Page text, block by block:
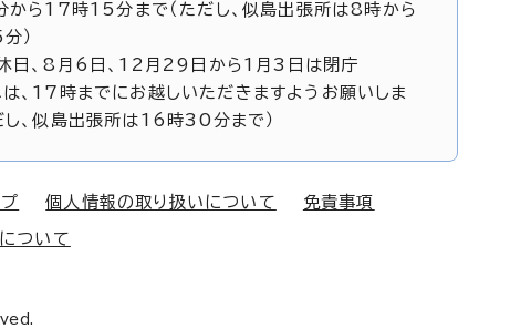
ら17時15分まで（ただし、似島出張所は8時から
）
日、8月6日、12月29日から1月3日は閉庁
、17時までにお越しいただきますようお願いしま
し、似島出張所は16時30分まで）
個人情報の取り扱いについて 免責事項
ついて